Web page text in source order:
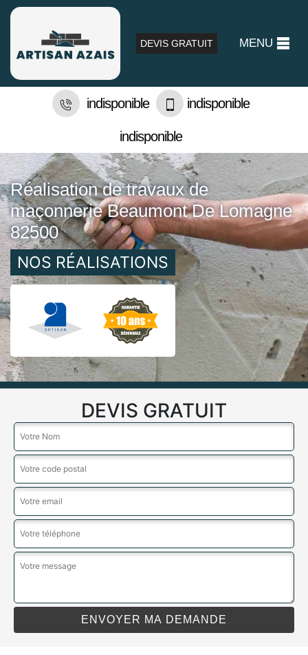
DEVIS GRATUIT MENU
indisponible indisponible
indisponible
Réalisation de travaux de
maçonnerie Beaumont De Lomagne
82500
NOS RÉALISATIONS
DEVIS GRATUIT